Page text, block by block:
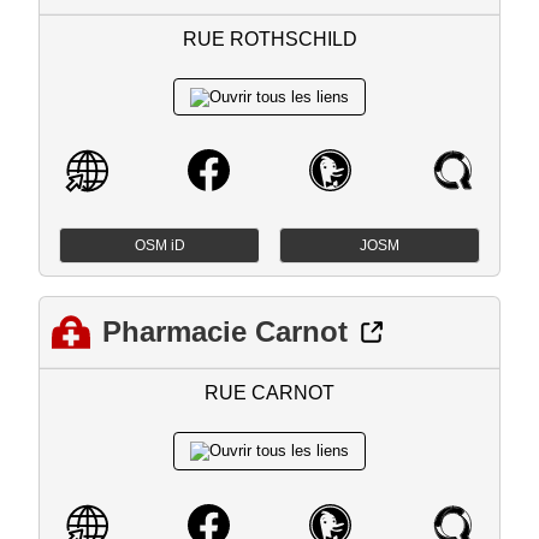
RUE ROTHSCHILD
OSM iD JOSM
Pharmacie Carnot
RUE CARNOT